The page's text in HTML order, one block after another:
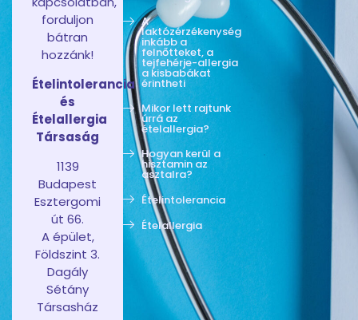
forduljon
bátran
hozzánk!
Ételintolerancia
és
Ételallergia
Társaság
1139
Budapest
Esztergomi
út 66.
A épület,
Földszint 3.
Dagály
Sétány
Társasház
A
laktózérzékenység
inkább a
felnőtteket, a
tejfehérje-allergia
a kisbabákat
érintheti
Mikor lett rajtunk
úrrá az
ételallergia?
Hogyan kerül a
hisztamin az
asztalra?
Ételintolerancia
Ételallergia